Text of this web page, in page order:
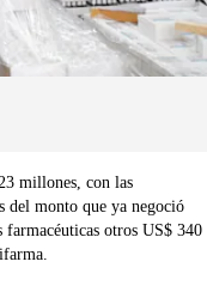
millones, con las
del monto que ya negoció
otros US$ 340